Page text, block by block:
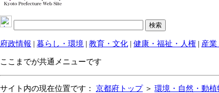
府政情報 | 暮らし・環境 | 教育・文化 | 健康・福祉・人権 | 産業
ここまでが共通メニューです
サイト内の現在位置です： 京都府トップ＞ 環境・自然・動植